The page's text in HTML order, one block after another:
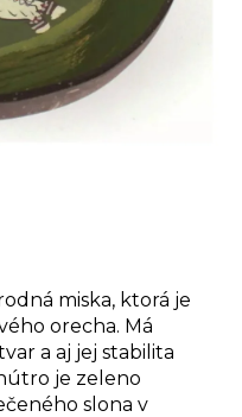
miska, ktorá je
orecha. Má
a aj jej stabilita
je zeleno
slona v